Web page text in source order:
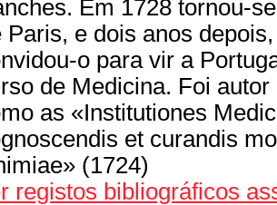
Em 1728 tornou-
Paris, e dois anos
o para vir a
de Medicina. Foi
as «Institutiones
et curandis
(1724)
registos bibliográficos